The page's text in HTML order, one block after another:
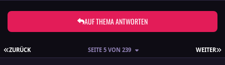
AUF THEMA ANTWORTEN
ERSTE SEITE
ZURÜCK WEITER
SEITE 5 VON 239